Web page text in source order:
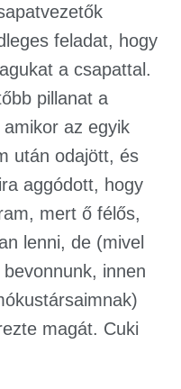
feladat, hogy
a csapattal.
pillanat a
az egyik
után odajött, és
aggódott, hogy
mert ő félős,
lenni, de (mivel
innen
magát. Cuki